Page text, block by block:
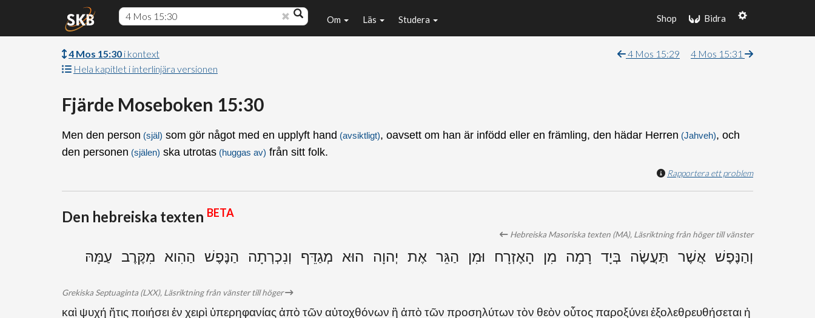
Bidra
Shop
Om Läs Studera
4 Mos 15:30 i kontext
Hela kapitlet i interlinjära versionen
4 Mos 15:29 4 Mos 15:31
Fjärde Moseboken 15:30
Men den person (själ) som gör något med en upplyft hand (avsiktligt), oavsett om han är infödd eller en främling, den hädar Herren (Jahveh), och
den personen (själen) ska utrotas (huggas av) från sitt folk.
Rapportera ett problem
Den hebreiska texten BETA
Hebreiska Masoriska texten (MA), Läsriktning från höger till vänster
וְהַנֶּפֶשׁ אֲשֶׁר תַּעֲשֶׂה בְּיָד רָמָה מִן הָאֶזְרָח וּמִן הַגֵּר אֶת יְהוָה הוּא מְגַדֵּף וְנִכְרְתָה הַנֶּפֶשׁ הַהִוא מִקֶּרֶב עַמָּהּ
Grekiska Septuaginta (LXX), Läsriktning från vänster till höger
καὶ ψυχή ἥτις ποιήσει ἐν χειρὶ ὑπερηφανίας ἀπὸ τῶν αὐτοχθόνων ἢ ἀπὸ τῶν προσηλύτων τὸν θεὸν οὗτος παροξύνει ἐξολεθρευθήσεται ἡ